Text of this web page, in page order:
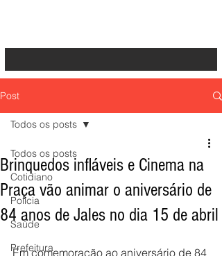
Post
Todos os posts
Cotidiano
Polícia
Saúde
Prefeitura
Todos os posts
Brinquedos infláveis e Cinema na
Praça vão animar o aniversário de
84 anos de Jales no dia 15 de abril
Em comemoração ao aniversário de 84